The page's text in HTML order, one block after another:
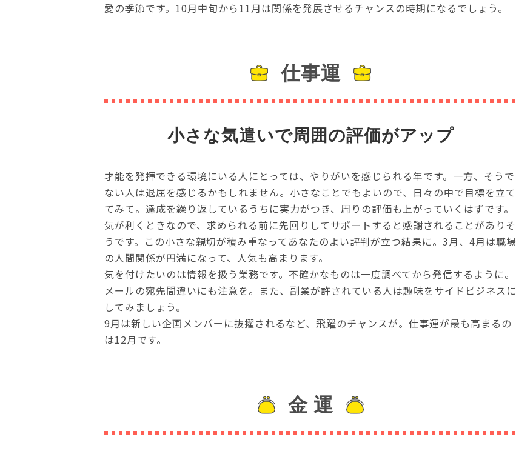
愛の季節です。10月中旬から11月は関係を発展させるチャンスの時期になるでしょう。
仕事運
小さな気遣いで周囲の評価がアップ
才能を発揮できる環境にいる人にとっては、やりがいを感じられる年です。一方、そうで
ない人は退屈を感じるかもしれません。小さなことでもよいので、日々の中で目標を立て
てみて。達成を繰り返しているうちに実力がつき、周りの評価も上がっていくはずです。
気が利くときなので、求められる前に先回りしてサポートすると感謝されることがありそ
うです。この小さな親切が積み重なってあなたのよい評判が立つ結果に。3月、4月は職場
の人間関係が円満になって、人気も高まります。
気を付けたいのは情報を扱う業務です。不確かなものは一度調べてから発信するように。
メールの宛先間違いにも注意を。また、副業が許されている人は趣味をサイドビジネスに
してみましょう。
9月は新しい企画メンバーに抜擢されるなど、飛躍のチャンスが。仕事運が最も高まるの
は12月です。
金 運